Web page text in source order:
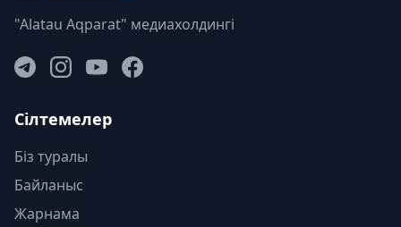
"Alatau Aqparat" медиахолдингі
Сілтемелер
Біз туралы
Байланыс
Жарнама